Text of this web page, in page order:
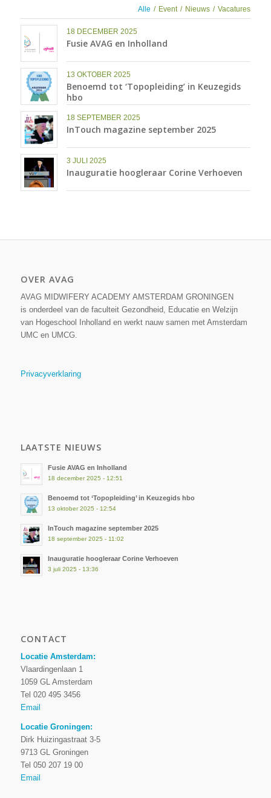
Alle / Event / Nieuws / Vacatures
18 DECEMBER 2025
Fusie AVAG en Inholland
13 OKTOBER 2025
Benoemd tot ‘Topopleiding’ in Keuzegids
hbo
18 SEPTEMBER 2025
InTouch magazine september 2025
3 JULI 2025
Inauguratie hoogleraar Corine Verhoeven
OVER AVAG
AVAG MIDWIFERY ACADEMY AMSTERDAM GRONINGEN
is onderdeel van de faculteit Gezondheid, Educatie en Welzijn
van Hogeschool Inholland en werkt nauw samen met Amsterdam
UMC en UMCG.
Privacyverklaring
LAATSTE NIEUWS
Fusie AVAG en Inholland
18 december 2025 - 12:51
Benoemd tot ‘Topopleiding’ in Keuzegids hbo
13 oktober 2025 - 12:54
InTouch magazine september 2025
18 september 2025 - 11:02
Inauguratie hoogleraar Corine Verhoeven
3 juli 2025 - 13:36
CONTACT
Locatie Amsterdam:
Vlaardingenlaan 1
1059 GL Amsterdam
Tel 020 495 3456
Email
Locatie Groningen:
Dirk Huizingastraat 3-5
9713 GL Groningen
Tel 050 207 19 00
Email